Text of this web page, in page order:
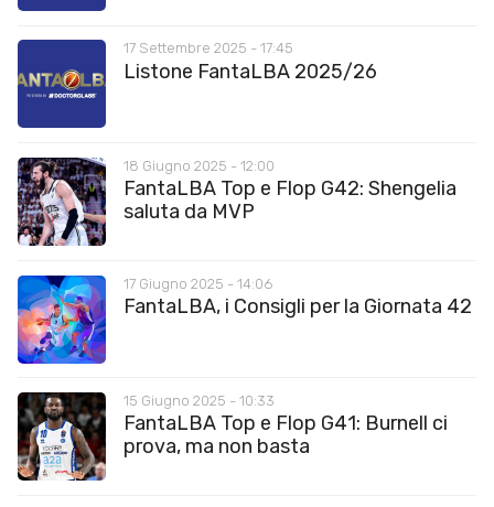
17 Settembre 2025 - 17:45
Listone FantaLBA 2025/26
18 Giugno 2025 - 12:00
FantaLBA Top e Flop G42: Shengelia
saluta da MVP
17 Giugno 2025 - 14:06
FantaLBA, i Consigli per la Giornata 42
15 Giugno 2025 - 10:33
FantaLBA Top e Flop G41: Burnell ci
prova, ma non basta